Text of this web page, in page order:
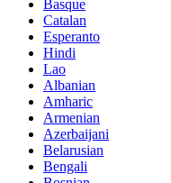
Basque
Catalan
Esperanto
Hindi
Lao
Albanian
Amharic
Armenian
Azerbaijani
Belarusian
Bengali